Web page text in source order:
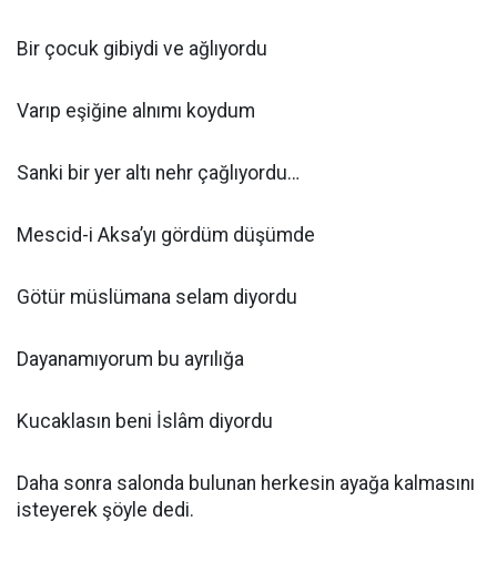
Bir çocuk gibiydi ve ağlıyordu
Varıp eşiğine alnımı koydum
Sanki bir yer altı nehr çağlıyordu…
Mescid-i Aksa’yı gördüm düşümde
Götür müslümana selam diyordu
Dayanamıyorum bu ayrılığa
Kucaklasın beni İslâm diyordu
Daha sonra salonda bulunan herkesin ayağa kalmasını
isteyerek şöyle dedi.